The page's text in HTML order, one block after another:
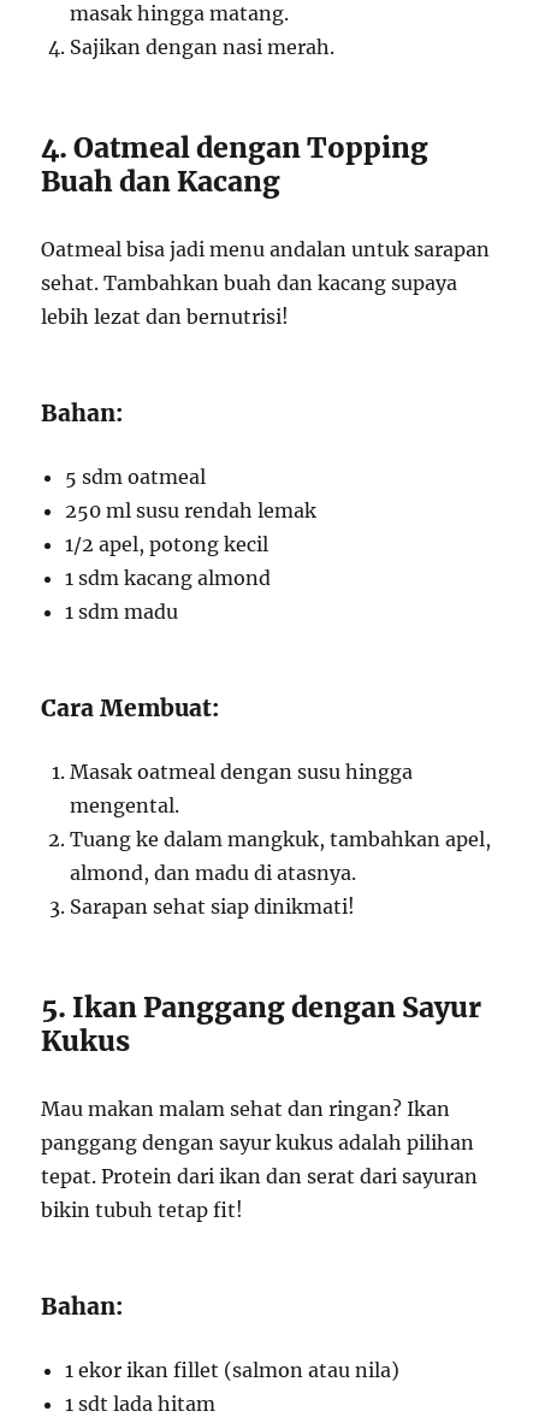
masak hingga matang.
Sajikan dengan nasi merah.
4. Oatmeal dengan Topping
Buah dan Kacang
Oatmeal bisa jadi menu andalan untuk sarapan
sehat. Tambahkan buah dan kacang supaya
lebih lezat dan bernutrisi!
Bahan:
5 sdm oatmeal
250 ml susu rendah lemak
1/2 apel, potong kecil
1 sdm kacang almond
1 sdm madu
Cara Membuat:
Masak oatmeal dengan susu hingga
mengental.
Tuang ke dalam mangkuk, tambahkan apel,
almond, dan madu di atasnya.
Sarapan sehat siap dinikmati!
5. Ikan Panggang dengan Sayur
Kukus
Mau makan malam sehat dan ringan? Ikan
panggang dengan sayur kukus adalah pilihan
tepat. Protein dari ikan dan serat dari sayuran
bikin tubuh tetap fit!
Bahan:
1 ekor ikan fillet (salmon atau nila)
1 sdt lada hitam